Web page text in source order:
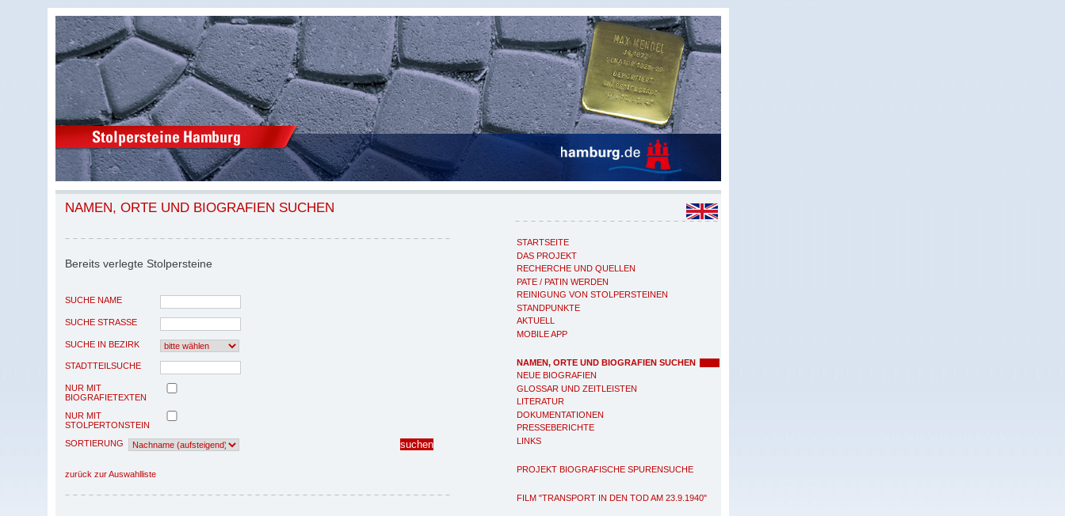
STARTSEITE
DAS PROJEKT
RECHERCHE UND QUELLEN
PATE / PATIN WERDEN
REINIGUNG VON STOLPERSTEINEN
STANDPUNKTE
AKTUELL
MOBILE APP
NAMEN, ORTE UND BIOGRAFIEN SUCHEN
NEUE BIOGRAFIEN
GLOSSAR UND ZEITLEISTEN
LITERATUR
DOKUMENTATIONEN
PRESSEBERICHTE
LINKS
PROJEKT BIOGRAFISCHE SPURENSUCHE
FILM "TRANSPORT IN DEN TOD AM 23.9.1940"
NAMEN, ORTE UND BIOGRAFIEN SUCHEN
Bereits verlegte Stolpersteine
SUCHE NAME
SUCHE STRASSE
SUCHE IN BEZIRK
STADTTEILSUCHE
NUR MIT
BIOGRAFIETEXTEN
NUR MIT
STOLPERTONSTEIN
SORTIERUNG
zurück zur Auswahlliste